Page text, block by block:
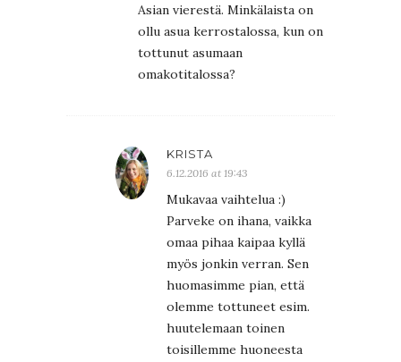
Asian vierestä. Minkälaista on
ollu asua kerrostalossa, kun on
tottunut asumaan
omakotitalossa?
KRISTA
6.12.2016 at 19:43
Mukavaa vaihtelua :)
Parveke on ihana, vaikka
omaa pihaa kaipaa kyllä
myös jonkin verran. Sen
huomasimme pian, että
olemme tottuneet esim.
huutelemaan toinen
toisillemme huoneesta